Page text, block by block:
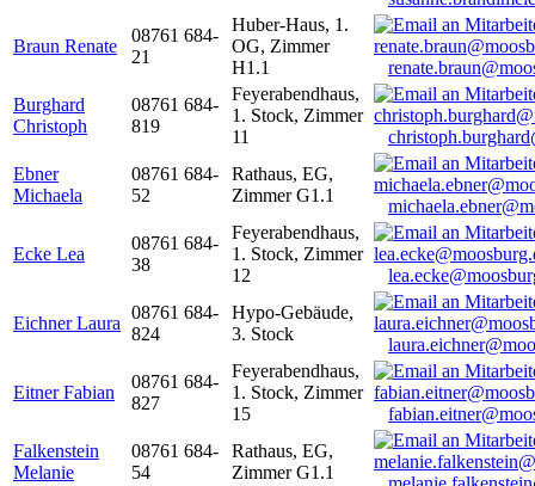
Braun Renate
08761 684-
21
Huber-Haus, 1.
OG, Zimmer
H1.1
Burghard
Christoph
08761 684-
819
Feyerabendhaus,
1. Stock, Zimmer
11
Ebner
Michaela
08761 684-
52
Rathaus, EG,
Zimmer G1.1
Ecke Lea
08761 684-
38
Feyerabendhaus,
1. Stock, Zimmer
12
Eichner Laura
08761 684-
824
Hypo-Gebäude,
3. Stock
Eitner Fabian
08761 684-
827
Feyerabendhaus,
1. Stock, Zimmer
15
Falkenstein
Melanie
08761 684-
54
Rathaus, EG,
Zimmer G1.1